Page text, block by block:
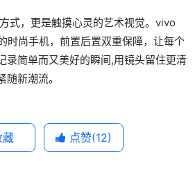
式，更是触摸心灵的艺术视觉。vivo
时尚手机，前置后置双重保障，让每个
录简单而又美好的瞬间,用镜头留住更清
新潮流。
点赞(12)